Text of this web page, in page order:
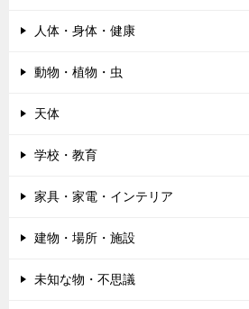
人体・身体・健康
動物・植物・虫
天体
学校・教育
家具・家電・インテリア
建物・場所・施設
未知な物・不思議